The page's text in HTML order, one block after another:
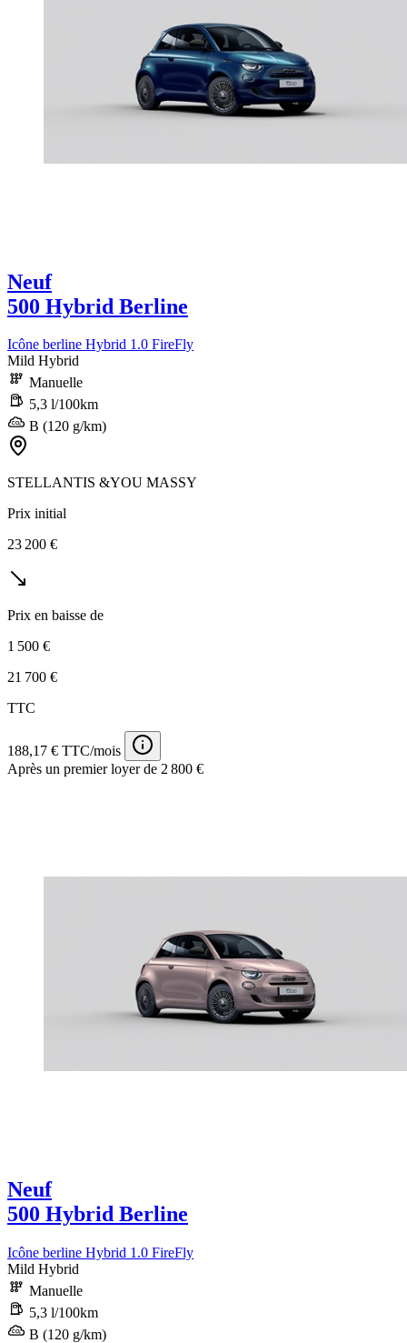
Neuf
500 Hybrid Berline
Icône berline Hybrid 1.0 FireFly
Mild Hybrid
Manuelle
5,3 l/100km
B (120 g/km)
STELLANTIS &YOU MASSY
Prix initial
23 200 €
Prix en baisse de
1 500 €
21 700 €
TTC
188,17 € TTC/mois
Après un premier loyer de 2 800 €
Neuf
500 Hybrid Berline
Icône berline Hybrid 1.0 FireFly
Mild Hybrid
Manuelle
5,3 l/100km
B (120 g/km)